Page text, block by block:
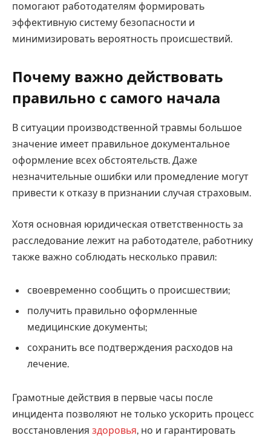
помогают работодателям формировать
эффективную систему безопасности и
минимизировать вероятность происшествий.
Почему важно действовать
правильно с самого начала
В ситуации производственной травмы большое
значение имеет правильное документальное
оформление всех обстоятельств. Даже
незначительные ошибки или промедление могут
привести к отказу в признании случая страховым.
Хотя основная юридическая ответственность за
расследование лежит на работодателе, работнику
также важно соблюдать несколько правил:
своевременно сообщить о происшествии;
получить правильно оформленные
медицинские документы;
сохранить все подтверждения расходов на
лечение.
Грамотные действия в первые часы после
инцидента позволяют не только ускорить процесс
восстановления здоровья, но и гарантировать